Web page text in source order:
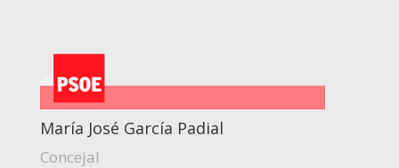
María José García Padial
Concejal